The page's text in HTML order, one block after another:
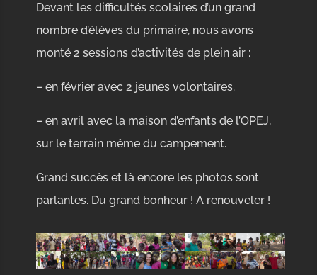
Devant les difficultés scolaires d’un grand
nombre d’élèves du primaire, nous avons
monté 2 sessions d’activités de plein air :
– en février avec 2 jeunes volontaires.
– en avril avec la maison d’enfants de l’OPEJ,
sur le terrain même du campement.
Grand succès et là encore les photos sont
parlantes. Du grand bonheur ! A renouveler !